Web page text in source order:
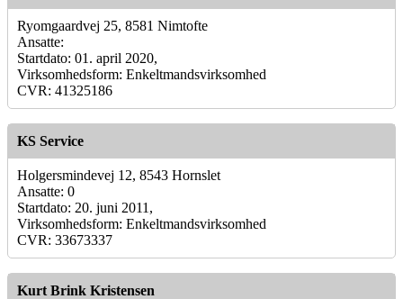
Ryomgaardvej 25, 8581 Nimtofte
Ansatte:
Startdato: 01. april 2020,
Virksomhedsform: Enkeltmandsvirksomhed
CVR: 41325186
KS Service
Holgersmindevej 12, 8543 Hornslet
Ansatte: 0
Startdato: 20. juni 2011,
Virksomhedsform: Enkeltmandsvirksomhed
CVR: 33673337
Kurt Brink Kristensen